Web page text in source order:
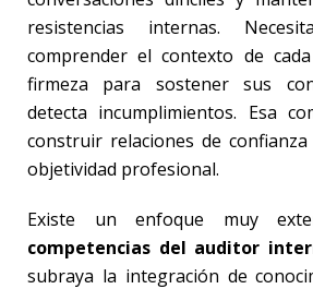
resistencias internas.
comprender el contexto de
firmeza para sostener sus
detecta incumplimientos. Esa
construir relaciones de
objetividad profesional.
Existe un enfoque muy
competencias del auditor
subraya la integración de